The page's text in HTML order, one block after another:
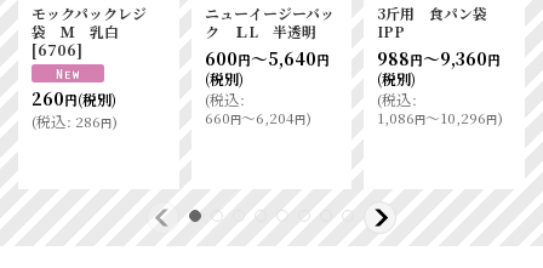
モックパックレジ
袋 Ｍ 乳白
[6706]
260円(税別)
(税込: 286円)
ニューイージーバッ
ク ＬL 半透明
600円～5,640円
(税別)
(税込:
660円～6,204円)
3斤用 食パン袋
IPP
988円～9,360円
(税別)
(税込:
1,086円～10,296円)